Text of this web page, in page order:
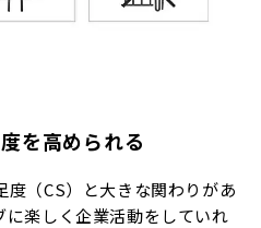
を高められる
（CS）と大きな関わりがあ
に楽しく企業活動をしていれ